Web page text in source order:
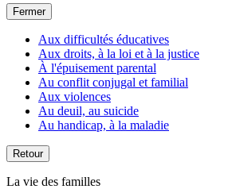
Fermer
Aux difficultés éducatives
Aux droits, à la loi et à la justice
À l'épuisement parental
Au conflit conjugal et familial
Aux violences
Au deuil, au suicide
Au handicap, à la maladie
Retour
La vie des familles